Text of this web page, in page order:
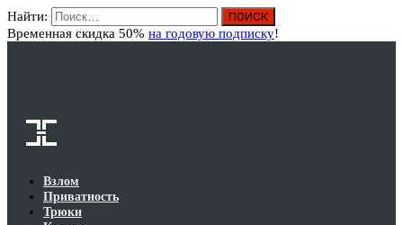
Найти:
Временная скидка 50% на годовую подписку!
Взлом
Приватность
Трюки